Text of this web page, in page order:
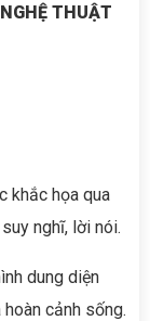
THUẬT
khắc họa qua
nghĩ, lời nói.
dung diện
cảnh sống.